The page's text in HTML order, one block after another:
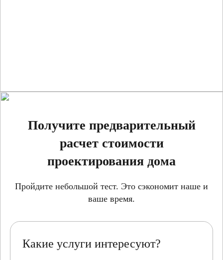
Получите предварительный
расчет стоимости
проектирования дома
Пройдите небольшой тест. Это сэкономит наше и
ваше время.
Какие услуги интересуют?